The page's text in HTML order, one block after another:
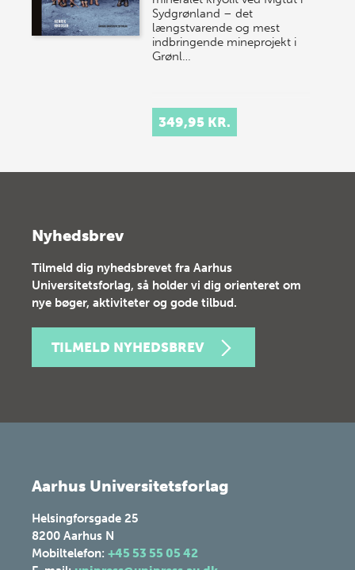
Sydgrønland – det
længstvarende og mest
indbringende mineprojekt i
Grønl…
349,95 KR.
Nyhedsbrev
Tilmeld dig nyhedsbrevet fra Aarhus
Universitetsforlag, så holder vi dig orienteret om
nye bøger, aktiviteter og gode tilbud.
TILMELD NYHEDSBREV
Aarhus Universitetsforlag
Helsingforsgade 25
8200 Aarhus N
Mobiltelefon: +45 53 55 05 42